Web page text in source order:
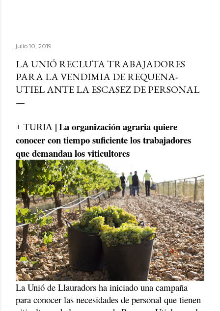
julio 10, 2019
LA UNIÓ RECLUTA TRABAJADORES
PARA LA VENDIMIA DE REQUENA-
UTIEL ANTE LA ESCASEZ DE PERSONAL
+ TURIA |La organización agraria quiere
conocer con tiempo suficiente los trabajadores
que demandan los viticultores
La Unió de Llauradors ha iniciado una campaña
para conocer las necesidades de personal que tienen